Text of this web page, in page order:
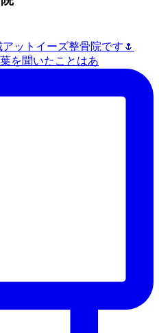
ットイーズ整骨院です🌷
を聞いたことはあ